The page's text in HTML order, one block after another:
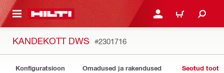
JUURDE LOGI SISSE VÕI
OSTUKORV
KANDEKOTT DWS #2301716
Konfiguratsioon Omadused ja rakendused Seotud